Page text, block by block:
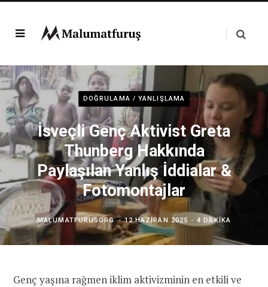
DOĞRULAMA / YANLIŞLAMA
İsveçli Genç Aktivist Greta
Thunberg Hakkında
Paylaşılan Yanlış İddialar &
Fotomontajlar
MALUMATFURUSORG 12 HAZIRAN 2025 4 DAKIKA
Genç yaşına rağmen iklim aktivizminin en etkili ve